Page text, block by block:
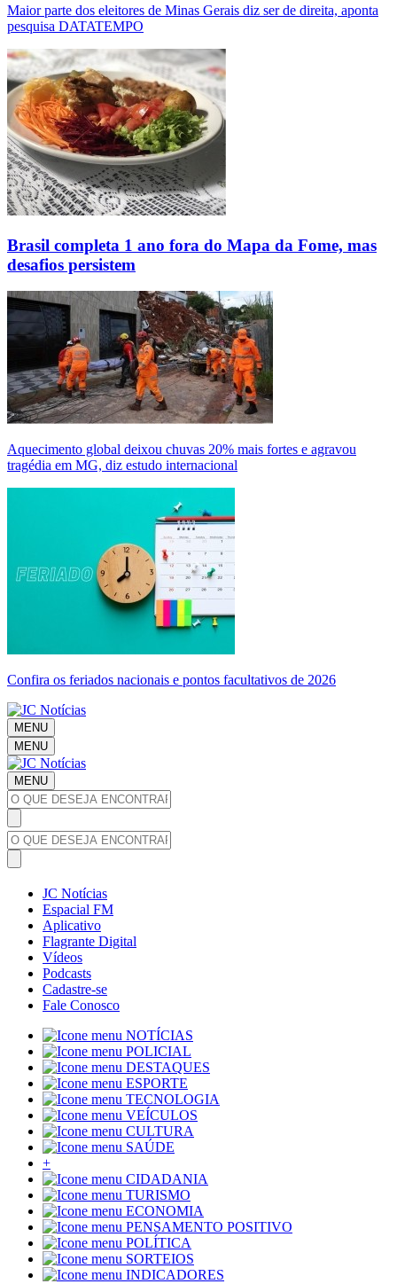
Maior parte dos eleitores de Minas Gerais diz ser de direita, aponta
pesquisa DATATEMPO
Brasil completa 1 ano fora do Mapa da Fome, mas
desafios persistem
Aquecimento global deixou chuvas 20% mais fortes e agravou
tragédia em MG, diz estudo internacional
Confira os feriados nacionais e pontos facultativos de 2026
MENU
MENU
MENU
JC Notícias
Espacial FM
Aplicativo
Flagrante Digital
Vídeos
Podcasts
Cadastre-se
Fale Conosco
NOTÍCIAS
POLICIAL
DESTAQUES
ESPORTE
TECNOLOGIA
VEÍCULOS
CULTURA
SAÚDE
+
CIDADANIA
TURISMO
ECONOMIA
PENSAMENTO POSITIVO
POLÍTICA
SORTEIOS
INDICADORES